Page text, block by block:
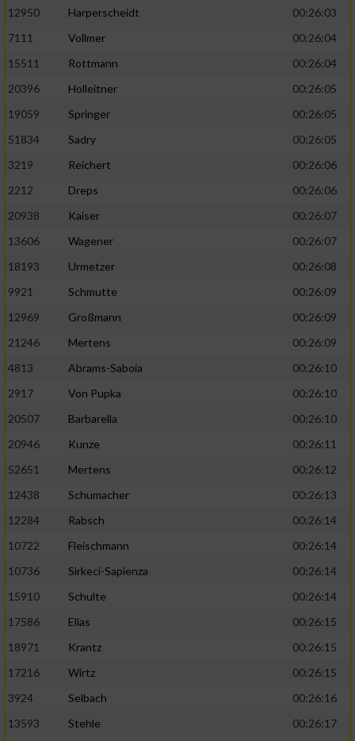
12950
Harperscheidt
00:26:03
7111
Vollmer
00:26:04
15511
Rottmann
00:26:04
20396
Holleitner
00:26:05
19059
Springer
00:26:05
51834
Sadry
00:26:05
3219
Reichert
00:26:06
2212
Dreps
00:26:06
20938
Kaiser
00:26:07
13606
Wagener
00:26:07
18193
Urmetzer
00:26:08
9921
Schmutte
00:26:09
12969
Großmann
00:26:09
21246
Mertens
00:26:09
4813
Abrams-Saboia
00:26:10
2917
Von Pupka
00:26:10
20507
Barbarella
00:26:10
20946
Kunze
00:26:11
52651
Mertens
00:26:12
12438
Schumacher
00:26:13
12284
Rabsch
00:26:14
10722
Fleischmann
00:26:14
10736
Sirkeci-Sapienza
00:26:14
15910
Schulte
00:26:14
17586
Elias
00:26:15
18971
Krantz
00:26:15
17216
Wirtz
00:26:15
3924
Selbach
00:26:16
13593
Stehle
00:26:17